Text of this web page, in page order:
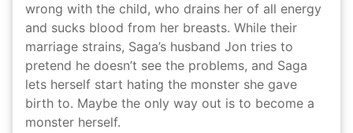
wrong with the child, who drains her of all energy
and sucks blood from her breasts. While their
marriage strains, Saga’s husband Jon tries to
pretend he doesn’t see the problems, and Saga
lets herself start hating the monster she gave
birth to. Maybe the only way out is to become a
monster herself.